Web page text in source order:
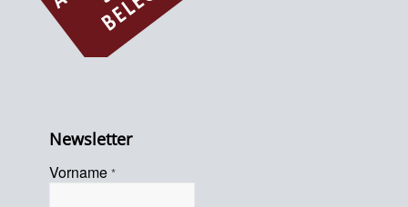
Newsletter
Vorname *